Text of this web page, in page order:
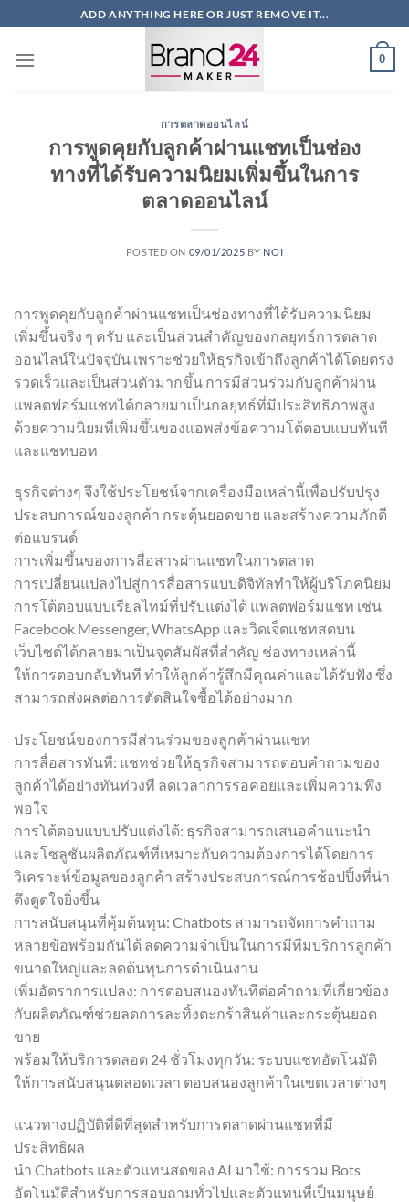
ไป
ADD ANYTHING HERE OR JUST REMOVE IT...
0
การตลาดออนไลน์
การพูดคุยกับลูกค้าผ่านแชทเป็นช่อง
ทางที่ได้รับความนิยมเพิ่มขึ้นในการ
ตลาดออนไลน์
POSTED ON 09/01/2025 BY NOI
การพูดคุยกับลูกค้าผ่านแชทเป็นช่องทางที่ได้รับความนิยม
เพิ่มขึ้นจริง ๆ ครับ และเป็นส่วนสำคัญของกลยุทธ์การตลาด
ออนไลน์ในปัจจุบัน เพราะช่วยให้ธุรกิจเข้าถึงลูกค้าได้โดยตรง
รวดเร็วและเป็นส่วนตัวมากขึ้น การมีส่วนร่วมกับลูกค้าผ่าน
แพลตฟอร์มแชทได้กลายมาเป็นกลยุทธ์ที่มีประสิทธิภาพสูง
ด้วยความนิยมที่เพิ่มขึ้นของแอพส่งข้อความโต้ตอบแบบทันที
และแชทบอท
ธุรกิจต่างๆ จึงใช้ประโยชน์จากเครื่องมือเหล่านี้เพื่อปรับปรุง
ประสบการณ์ของลูกค้า กระตุ้นยอดขาย และสร้างความภักดี
ต่อแบรนด์
การเพิ่มขึ้นของการสื่อสารผ่านแชทในการตลาด
การเปลี่ยนแปลงไปสู่การสื่อสารแบบดิจิทัลทำให้ผู้บริโภคนิยม
การโต้ตอบแบบเรียลไทม์ที่ปรับแต่งได้ แพลตฟอร์มแชท เช่น
Facebook Messenger, WhatsApp และวิดเจ็ตแชทสดบน
เว็บไซต์ได้กลายมาเป็นจุดสัมผัสที่สำคัญ ช่องทางเหล่านี้
ให้การตอบกลับทันที ทำให้ลูกค้ารู้สึกมีคุณค่าและได้รับฟัง ซึ่ง
สามารถส่งผลต่อการตัดสินใจซื้อได้อย่างมาก
ประโยชน์ของการมีส่วนร่วมของลูกค้าผ่านแชท
การสื่อสารทันที: แชทช่วยให้ธุรกิจสามารถตอบคำถามของ
ลูกค้าได้อย่างทันท่วงที ลดเวลาการรอคอยและเพิ่มความพึง
พอใจ
การโต้ตอบแบบปรับแต่งได้: ธุรกิจสามารถเสนอคำแนะนำ
และโซลูชันผลิตภัณฑ์ที่เหมาะกับความต้องการได้โดยการ
วิเคราะห์ข้อมูลของลูกค้า สร้างประสบการณ์การช้อปปิ้งที่น่า
ดึงดูดใจยิ่งขึ้น
การสนับสนุนที่คุ้มต้นทุน: Chatbots สามารถจัดการคำถาม
หลายข้อพร้อมกันได้ ลดความจำเป็นในการมีทีมบริการลูกค้า
ขนาดใหญ่และลดต้นทุนการดำเนินงาน
เพิ่มอัตราการแปลง: การตอบสนองทันทีต่อคำถามที่เกี่ยวข้อง
กับผลิตภัณฑ์ช่วยลดการละทิ้งตะกร้าสินค้าและกระตุ้นยอด
ขาย
พร้อมให้บริการตลอด 24 ชั่วโมงทุกวัน: ระบบแชทอัตโนมัติ
ให้การสนับสนุนตลอดเวลา ตอบสนองลูกค้าในเขตเวลาต่างๆ
แนวทางปฏิบัติที่ดีที่สุดสำหรับการตลาดผ่านแชทที่มี
ประสิทธิผล
นำ Chatbots และตัวแทนสดของ AI มาใช้: การรวม Bots
อัตโนมัติสำหรับการสอบถามทั่วไปและตัวแทนที่เป็นมนุษย์